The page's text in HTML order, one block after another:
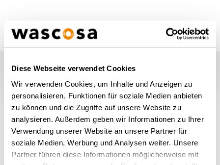
Diese Webseite verwendet Cookies
Wir verwenden Cookies, um Inhalte und Anzeigen zu
personalisieren, Funktionen für soziale Medien anbieten
zu können und die Zugriffe auf unsere Website zu
analysieren. Außerdem geben wir Informationen zu Ihrer
Verwendung unserer Website an unsere Partner für
soziale Medien, Werbung und Analysen weiter. Unsere
Partner führen diese Informationen möglicherweise mit